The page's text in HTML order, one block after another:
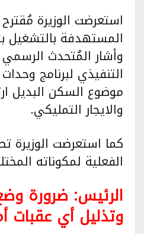
استعرضت الوزيرة مُقترح
المستهدفة بالتشغيل
وأشار المُتحدث
موضوع السكن البديل
والايجار التمليكي.
كما استعرضت الوزيرة
الفعلية لمكوناته
الرئيس: ضرورة
وتذليل أي عقبات